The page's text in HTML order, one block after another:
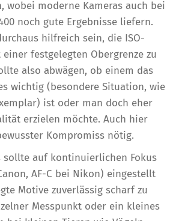
wobei moderne Kameras auch bei
noch gute Ergebnisse liefern.
hilfreich sein, die ISO-
festgelegten Obergrenze zu
also abwägen, ob einem das
wichtig (besondere Situation, wie
ist oder man doch eher
erzielen möchte. Auch hier
Kompromiss nötig.
sollte auf kontinuierlichen Fokus
AF-C bei Nikon) eingestellt
Motive zuverlässig scharf zu
Messpunkt oder ein kleines